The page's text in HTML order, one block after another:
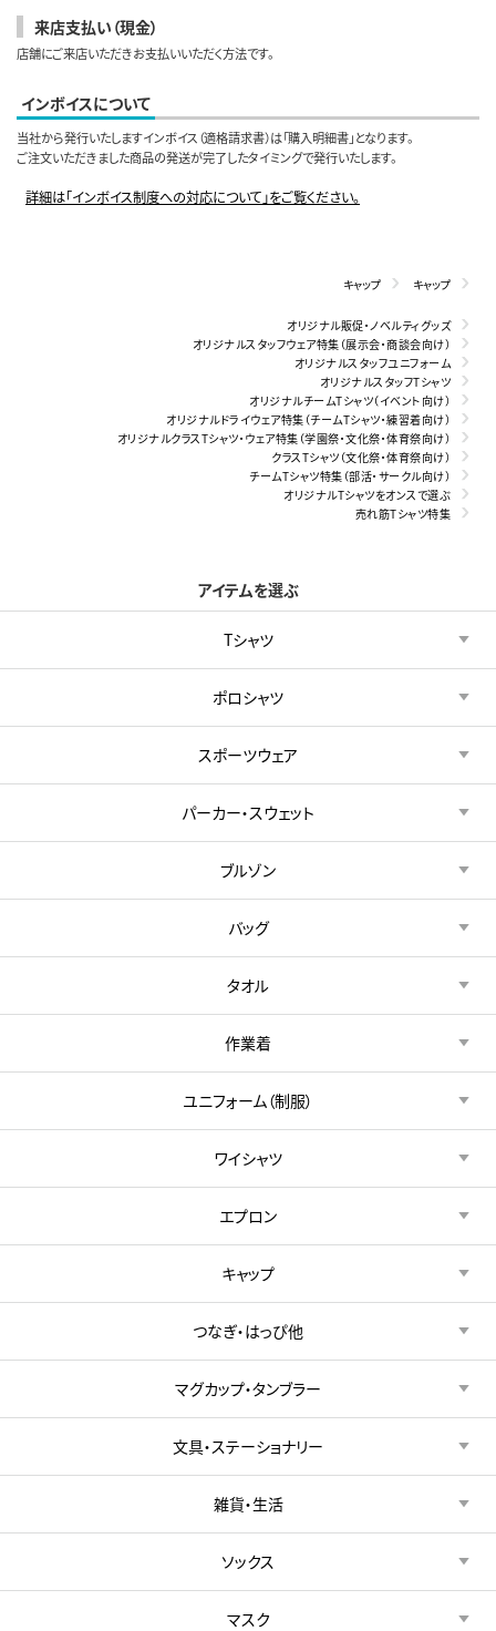
来店支払い（現金）
店舗にご来店いただきお支払いいただく方法です。
インボイスについて
当社から発行いたしますインボイス（適格請求書）は「購入明細書」となります。
ご注文いただきました商品の発送が完了したタイミングで発行いたします。
詳細は「インボイス制度への対応について」をご覧ください。
キャップ キャップ
オリジナル販促・ノベルティグッズ
オリジナルスタッフウェア特集（展示会・商談会向け）
オリジナルスタッフユニフォーム
オリジナルスタッフTシャツ
オリジナルチームTシャツ（イベント向け）
オリジナルドライウェア特集（チームTシャツ・練習着向け）
オリジナルクラスTシャツ・ウェア特集（学園祭・文化祭・体育祭向け）
クラスTシャツ（文化祭・体育祭向け）
チームTシャツ特集（部活・サークル向け）
オリジナルTシャツをオンスで選ぶ
売れ筋Tシャツ特集
アイテムを選ぶ
Tシャツ
ポロシャツ
スポーツウェア
パーカー・スウェット
ブルゾン
バッグ
タオル
作業着
ユニフォーム（制服）
ワイシャツ
エプロン
キャップ
つなぎ・はっぴ他
マグカップ・タンブラー
文具・ステーショナリー
雑貨・生活
ソックス
マスク